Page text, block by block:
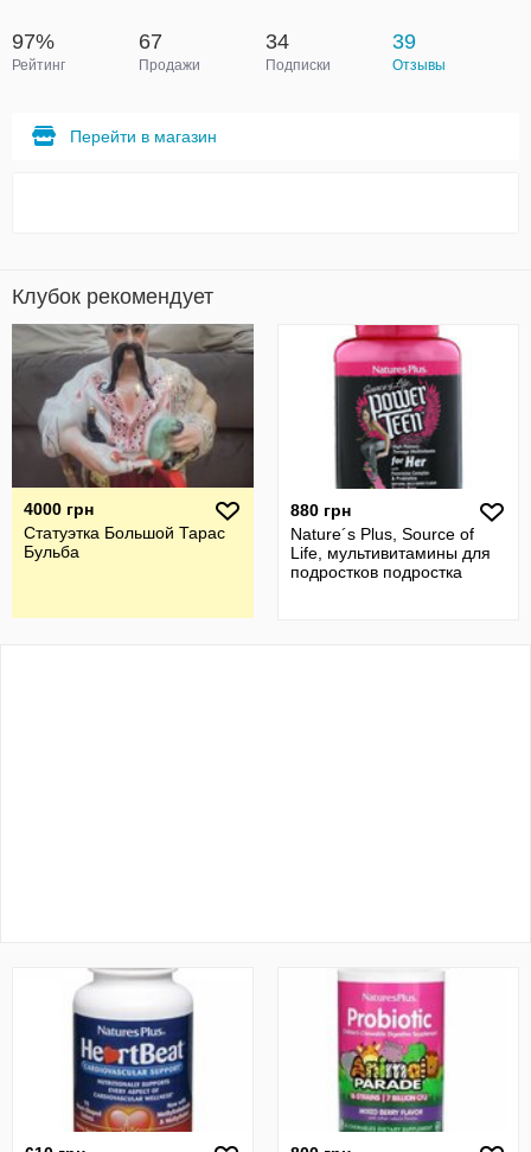
97%
Рейтинг
67
Продажи
34
Подписки
39
Отзывы
Перейти в магазин
Клубок рекомендует
4000 грн
Статуэтка Большой Тарас
Бульба
880 грн
Nature´s Plus, Source of
Life, мультивитамины для
подростков подростка